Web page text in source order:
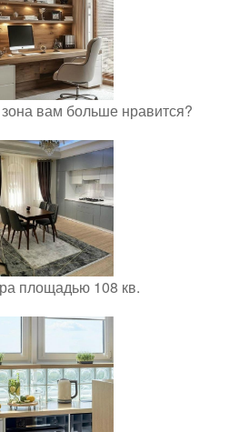
вам больше нравится?
площадью 108 кв.